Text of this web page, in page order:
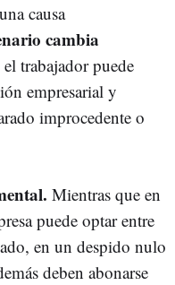
causa
cambia
el trabajador puede
empresarial y
improcedente o
Mientras que en
puede optar entre
en un despido nulo
deben abonarse